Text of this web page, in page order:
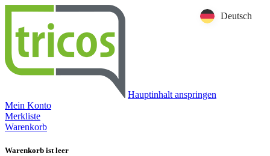
Hauptinhalt anspringen
Mein Konto
Merkliste
Warenkorb
Warenkorb ist leer
Deutsch